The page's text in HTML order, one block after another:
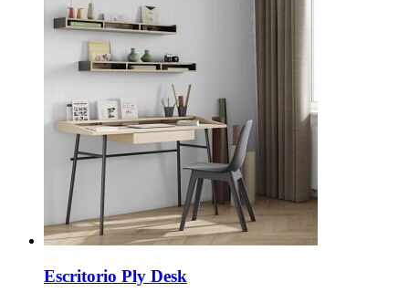
Escritorio Ply Desk